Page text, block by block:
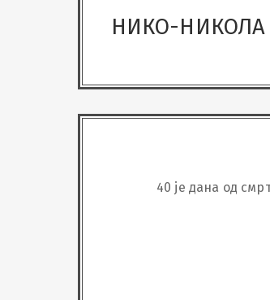
НИКО-НИКОЛА
40 је дана од